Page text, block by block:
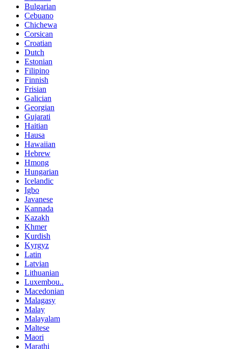
Bulgarian
Cebuano
Chichewa
Corsican
Croatian
Dutch
Estonian
Filipino
Finnish
Frisian
Galician
Georgian
Gujarati
Haitian
Hausa
Hawaiian
Hebrew
Hmong
Hungarian
Icelandic
Igbo
Javanese
Kannada
Kazakh
Khmer
Kurdish
Kyrgyz
Latin
Latvian
Lithuanian
Luxembou..
Macedonian
Malagasy
Malay
Malayalam
Maltese
Maori
Marathi